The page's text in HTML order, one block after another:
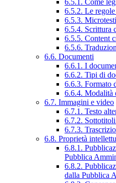
6.5.1. Come
6.5.2. Le
6.5.3. Microtesti
6.5.4. Scrittura
6.5.5. Content
6.5.6.
6.6. Documenti
6.6.1. I
6.6.2. Tipi di
6.6.3. Formato
6.6.4. Modalità
6.7. Immagini e video
6.7.1. Testo
6.7.2.
6.7.3.
6.8. Proprietà
6.8.1.
Pubblica
6.8.2.
dalla Pubblica